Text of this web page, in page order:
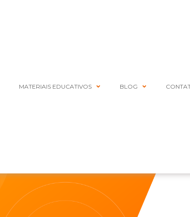
MATERIAIS EDUCATIVOS BLOG